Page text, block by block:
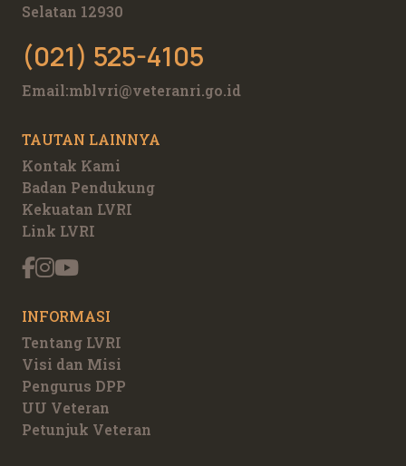
Selatan 12930
(021) 525-4105
Email:mblvri@veteranri.go.id
TAUTAN LAINNYA
Kontak Kami
Badan Pendukung
Kekuatan LVRI
Link LVRI
INFORMASI
Tentang LVRI
Visi dan Misi
Pengurus DPP
UU Veteran
Petunjuk Veteran